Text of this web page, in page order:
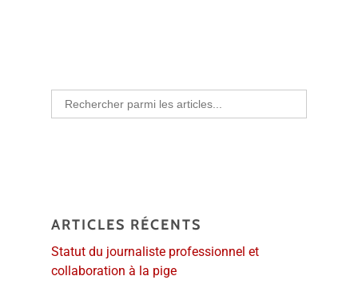
Search
for:
ARTICLES RÉCENTS
Statut du journaliste professionnel et
collaboration à la pige